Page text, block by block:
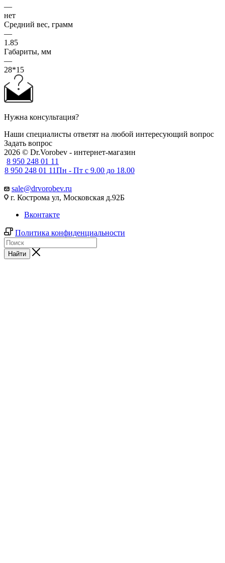
—
нет
Средний вес, грамм
—
1.85
Габариты, мм
—
28*15
Нужна консультация?
Наши специалисты ответят на любой интересующий вопрос
Задать вопрос
2026 © Dr.Vorobev - интернет-магазин
8 950 248 01 11
8 950 248 01 11Пн - Пт с 9.00 до 18.00
sale@drvorobev.ru
г. Кострома ул, Московская д.92Б
Вконтакте
Политика конфиденциальности
Найти